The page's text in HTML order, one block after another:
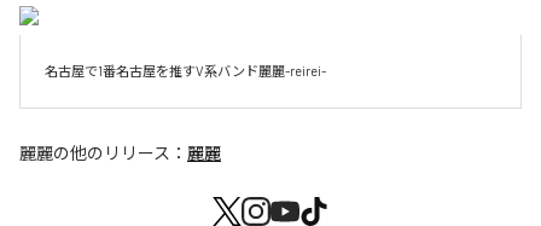
名古屋で1番名古屋を推すV系バンド麗麗-reirei-
麗麗の他のリリース： 麗麗